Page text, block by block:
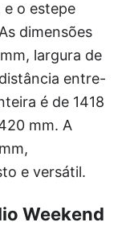
o estepe
dimensões
largura de
entre-
é de 1418
mm. A
e versátil.
Weekend